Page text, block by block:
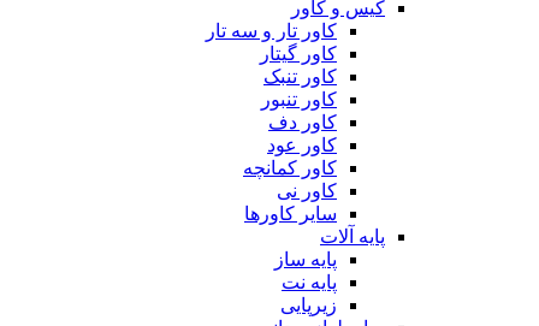
کیس و کاور
کاور تار و سه تار
کاور گیتار
کاور تنبک
کاور تنبور
کاور دف
کاور عود
کاور کمانچه
کاور نی
سایر کاورها
پایه آلات
پایه ساز
پایه نت
زیرپایی